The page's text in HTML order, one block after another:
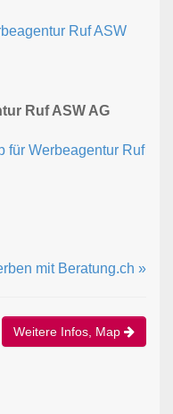
Ruf ASW
Ruf ASW AG
für Werbeagentur Ruf
mit Beratung.ch »
Weitere Infos, Map